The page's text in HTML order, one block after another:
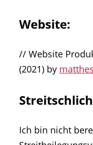
Website:
// Website
(2021) by
Ich bin nicht